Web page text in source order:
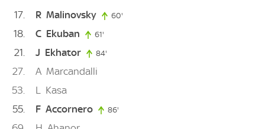
17
R Malinovsky 60'
18 C Ekuban 61'
21 J Ekhator 84'
27 A Marcandalli
53
L
Kasa
55
F Accornero 86'